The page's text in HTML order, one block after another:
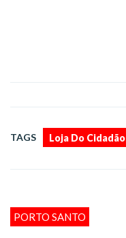
TAGS Loja Do Cidadão
PORTO SANTO